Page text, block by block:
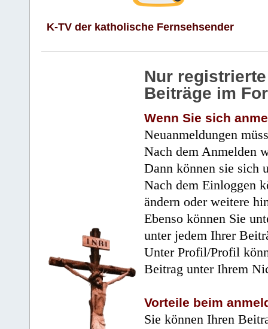
K-TV der katholische Fernsehsender
Nur
Beiträge im
Wenn Sie sich
Neuanmeldungen
Nach dem Anmelden
Dann können sie sich
Nach dem Einloggen
ändern oder weitere
Ebenso können Sie
unter jedem Ihrer
Unter Profil/Profil
Beitrag unter Ihrem
Vorteile beim
Sie können Ihren